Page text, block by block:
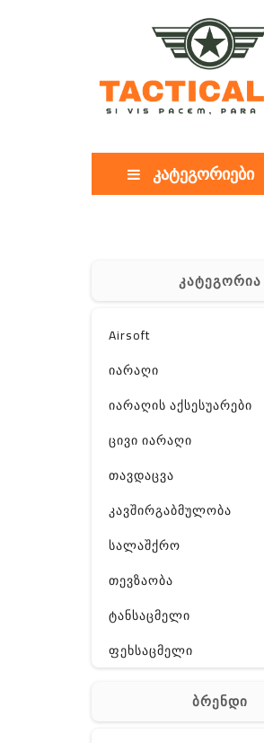
კატეგორიები
კატეგორია
Airsoft
იარაღი
იარაღის აქსესუარები
ცივი იარაღი
თავდაცვა
კავშირგაბმულობა
სალაშქრო
თევზაობა
ტანსაცმელი
ფეხსაცმელი
ბრენდი